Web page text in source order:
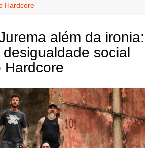
Hardcore
além da ironia:
social
Hardcore